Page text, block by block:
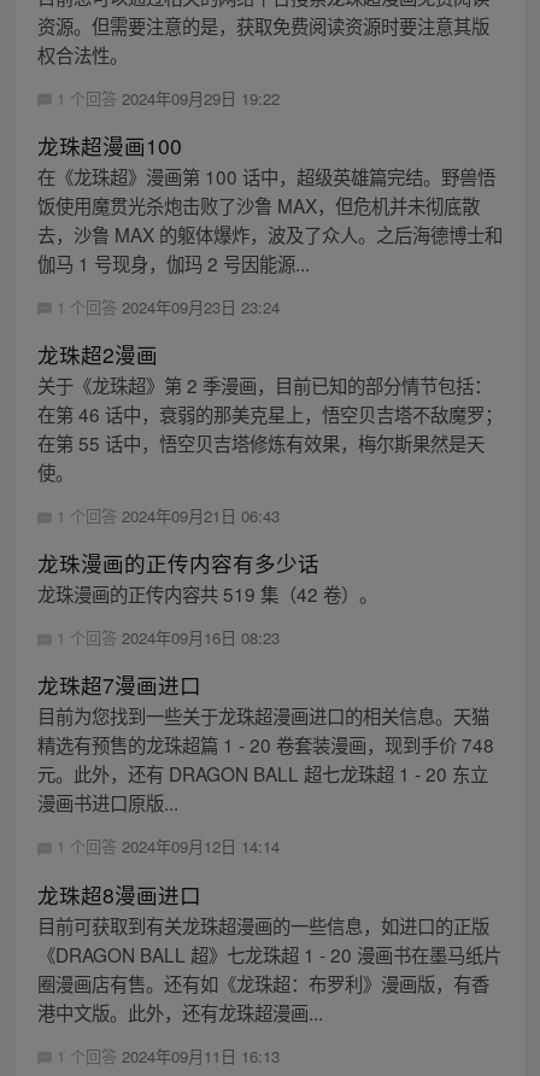
资源。但需要注意的是，获取免费阅读资源时要注意其版
权合法性。
1 个回答 2024年09月29日 19:22
龙珠超漫画100
在《龙珠超》漫画第 100 话中，超级英雄篇完结。野兽悟
饭使用魔贯光杀炮击败了沙鲁 MAX，但危机并未彻底散
去，沙鲁 MAX 的躯体爆炸，波及了众人。之后海德博士和
伽马 1 号现身，伽玛 2 号因能源...
1 个回答 2024年09月23日 23:24
龙珠超2漫画
关于《龙珠超》第 2 季漫画，目前已知的部分情节包括：
在第 46 话中，衰弱的那美克星上，悟空贝吉塔不敌魔罗；
在第 55 话中，悟空贝吉塔修炼有效果，梅尔斯果然是天
使。
1 个回答 2024年09月21日 06:43
龙珠漫画的正传内容有多少话
龙珠漫画的正传内容共 519 集（42 卷）。
1 个回答 2024年09月16日 08:23
龙珠超7漫画进口
目前为您找到一些关于龙珠超漫画进口的相关信息。天猫
精选有预售的龙珠超篇 1 - 20 卷套装漫画，现到手价 748
元。此外，还有 DRAGON BALL 超七龙珠超 1 - 20 东立
漫画书进口原版...
1 个回答 2024年09月12日 14:14
龙珠超8漫画进口
目前可获取到有关龙珠超漫画的一些信息，如进口的正版
《DRAGON BALL 超》七龙珠超 1 - 20 漫画书在墨马纸片
圈漫画店有售。还有如《龙珠超：布罗利》漫画版，有香
港中文版。此外，还有龙珠超漫画...
1 个回答 2024年09月11日 16:13